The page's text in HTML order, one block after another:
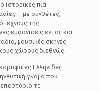
ιστορικές πια
– με συνθέτες,
της
εμφανίσεις εντός και
μουσικές σκηνές
χώρους διεθνώς.
Ελληνίδες
γκάμα που
το